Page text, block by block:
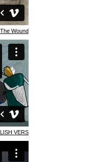
The Wound
VERS